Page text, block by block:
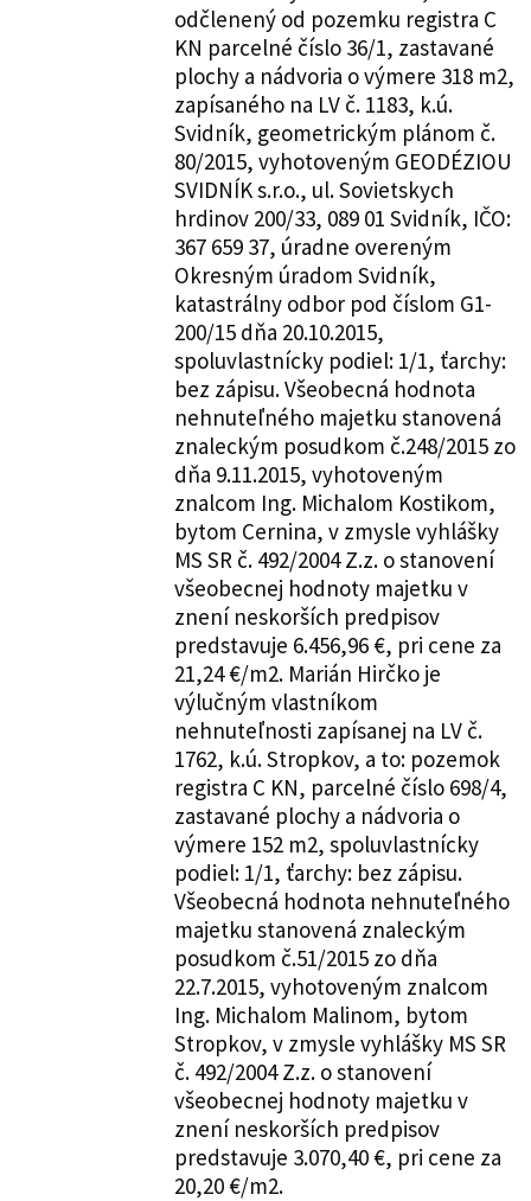
odčlenený od pozemku registra C
KN parcelné číslo 36/1, zastavané
plochy a nádvoria o výmere 318 m2,
zapísaného na LV č. 1183, k.ú.
Svidník, geometrickým plánom č.
80/2015, vyhotoveným GEODÉZIOU
SVIDNÍK s.r.o., ul. Sovietskych
hrdinov 200/33, 089 01 Svidník, IČO:
367 659 37, úradne overeným
Okresným úradom Svidník,
katastrálny odbor pod číslom G1-
200/15 dňa 20.10.2015,
spoluvlastnícky podiel: 1/1, ťarchy:
bez zápisu. Všeobecná hodnota
nehnuteľného majetku stanovená
znaleckým posudkom č.248/2015 zo
dňa 9.11.2015, vyhotoveným
znalcom Ing. Michalom Kostikom,
bytom Cernina, v zmysle vyhlášky
MS SR č. 492/2004 Z.z. o stanovení
všeobecnej hodnoty majetku v
znení neskorších predpisov
predstavuje 6.456,96 €, pri cene za
21,24 €/m2. Marián Hirčko je
výlučným vlastníkom
nehnuteľnosti zapísanej na LV č.
1762, k.ú. Stropkov, a to: pozemok
registra C KN, parcelné číslo 698/4,
zastavané plochy a nádvoria o
výmere 152 m2, spoluvlastnícky
podiel: 1/1, ťarchy: bez zápisu.
Všeobecná hodnota nehnuteľného
majetku stanovená znaleckým
posudkom č.51/2015 zo dňa
22.7.2015, vyhotoveným znalcom
Ing. Michalom Malinom, bytom
Stropkov, v zmysle vyhlášky MS SR
č. 492/2004 Z.z. o stanovení
všeobecnej hodnoty majetku v
znení neskorších predpisov
predstavuje 3.070,40 €, pri cene za
20,20 €/m2.